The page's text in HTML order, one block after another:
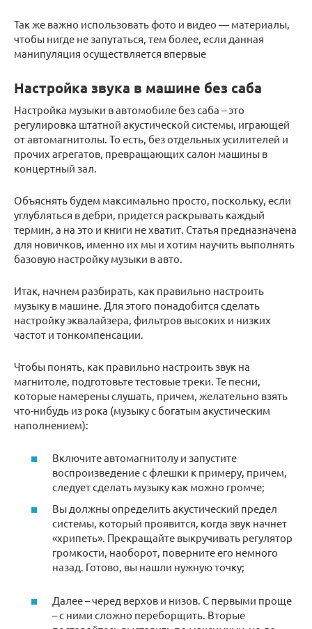
Так же важно использовать фото и видео — материалы,
чтобы нигде не запутаться, тем более, если данная
манипуляция осуществляется впервые
Настройка звука в машине без саба
Настройка музыки в автомобиле без саба – это
регулировка штатной акустической системы, играющей
от автомагнитолы. То есть, без отдельных усилителей и
прочих агрегатов, превращающих салон машины в
концертный зал.
Объяснять будем максимально просто, поскольку, если
углубляться в дебри, придется раскрывать каждый
термин, а на это и книги не хватит. Статья предназначена
для новичков, именно их мы и хотим научить выполнять
базовую настройку музыки в авто.
Итак, начнем разбирать, как правильно настроить
музыку в машине. Для этого понадобится сделать
настройку эквалайзера, фильтров высоких и низких
частот и тонкомпенсации.
Чтобы понять, как правильно настроить звук на
магнитоле, подготовьте тестовые треки. Те песни,
которые намерены слушать, причем, желательно взять
что-нибудь из рока (музыку с богатым акустическим
наполнением):
Включите автомагнитолу и запустите
воспроизведение с флешки к примеру, причем,
следует сделать музыку как можно громче;
Вы должны определить акустический предел
системы, который проявится, когда звук начнет
«хрипеть». Прекращайте выкручивать регулятор
громкости, наоборот, поверните его немного
назад. Готово, вы нашли нужную точку;
Далее – черед верхов и низов. С первыми проще
– с ними сложно переборщить. Вторые